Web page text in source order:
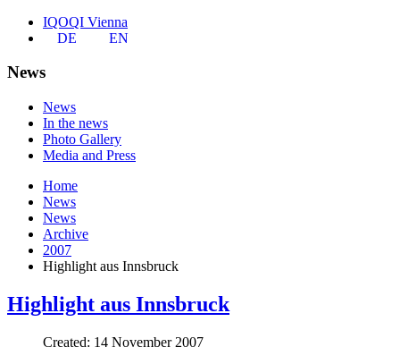
IQOQI Vienna
DE
EN
News
News
In the news
Photo Gallery
Media and Press
Home
News
News
Archive
2007
Highlight aus Innsbruck
Highlight aus Innsbruck
Created: 14 November 2007